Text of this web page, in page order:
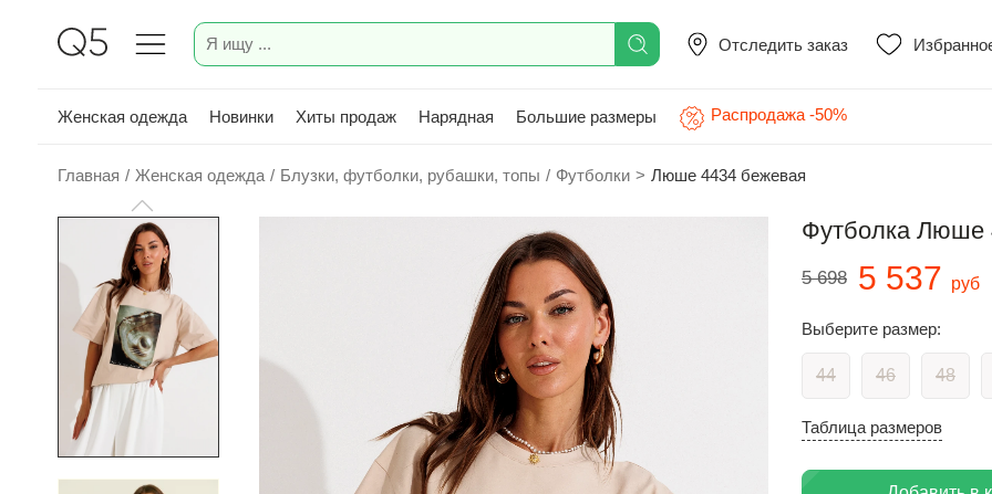
Отследить заказ
Женская одежда Новинки Хиты продаж Нарядная Большие размеры Распродажа -50%
Главная / Женская одежда / Блузки, футболки, рубашки, топы / Футболки > Люше 4434 бежевая
Футболка Люше
5 698 5 537 руб
Выберите размер:
44 46 48
Таблица размеров